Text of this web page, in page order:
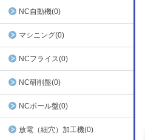
NC自動機(0)
マシニング(0)
NCフライス(0)
NC研削盤(0)
NCボール盤(0)
放電（細穴）加工機(0)